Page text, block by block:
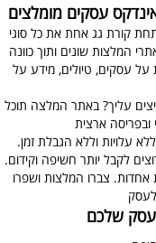
עסקים מומלצים
קורת גג אחת את כל סוגי
המלצות שונים ותוך כוונה
על עסקים, טיולים, מידע על
עליך? באתר המלצה תוכל
ובפריסה ארצית
עלויות וללא הגבלת זמן.
לקבל יותר חשיפה וקידום.
צברו המלצות ושפרו
שלכם